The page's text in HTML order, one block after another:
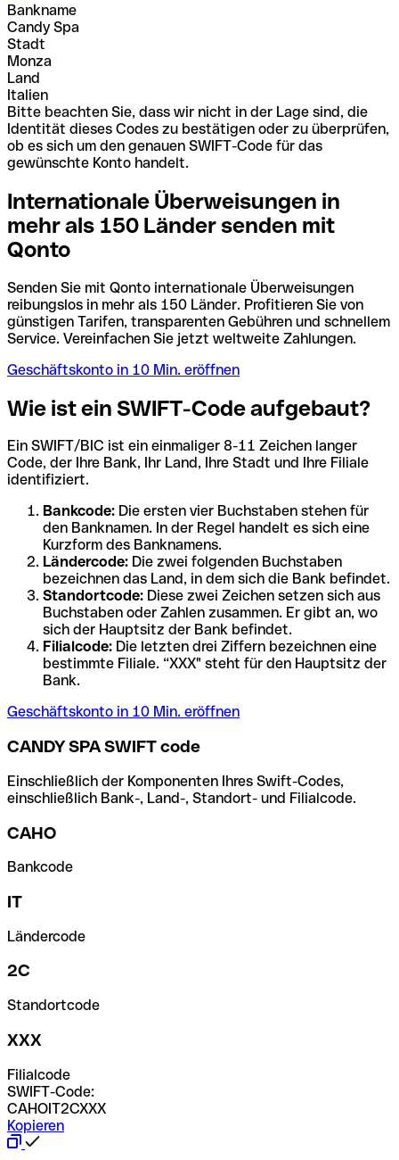
Bankname
Candy Spa
Stadt
Monza
Land
Italien
Bitte beachten Sie, dass wir nicht in der Lage sind, die
Identität dieses Codes zu bestätigen oder zu überprüfen,
ob es sich um den genauen SWIFT-Code für das
gewünschte Konto handelt.
Internationale Überweisungen in
mehr als 150 Länder senden mit
Qonto
Senden Sie mit Qonto internationale Überweisungen
reibungslos in mehr als 150 Länder. Profitieren Sie von
günstigen Tarifen, transparenten Gebühren und schnellem
Service. Vereinfachen Sie jetzt weltweite Zahlungen.
Geschäftskonto in 10 Min. eröffnen
Wie ist ein SWIFT-Code aufgebaut?
Ein SWIFT/BIC ist ein einmaliger 8-11 Zeichen langer
Code, der Ihre Bank, Ihr Land, Ihre Stadt und Ihre Filiale
identifiziert.
Bankcode: Die ersten vier Buchstaben stehen für
den Banknamen. In der Regel handelt es sich eine
Kurzform des Banknamens.
Ländercode: Die zwei folgenden Buchstaben
bezeichnen das Land, in dem sich die Bank befindet.
Standortcode: Diese zwei Zeichen setzen sich aus
Buchstaben oder Zahlen zusammen. Er gibt an, wo
sich der Hauptsitz der Bank befindet.
Filialcode: Die letzten drei Ziffern bezeichnen eine
bestimmte Filiale. “XXX" steht für den Hauptsitz der
Bank.
Geschäftskonto in 10 Min. eröffnen
CANDY SPA SWIFT code
Einschließlich der Komponenten Ihres Swift-Codes,
einschließlich Bank-, Land-, Standort- und Filialcode.
CAHO
Bankcode
IT
Ländercode
2C
Standortcode
XXX
Filialcode
SWIFT-Code:
CAHOIT2CXXX
Kopieren